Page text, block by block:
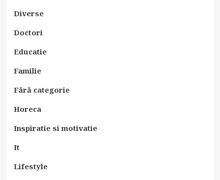
Diverse
Doctori
Educatie
Familie
Fără categorie
Horeca
Inspiratie si motivatie
It
Lifestyle